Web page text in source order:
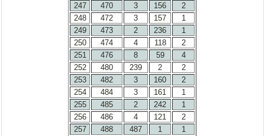
247
470 3 156
2
248
472 3 157
1
249
473 2 236
1
250
474 4 118
2
251
476 8 59
4
252
480 239 2
2
253
482 3 160
2
254
484 3 161
1
255
485 2 242
1
256
486 4 121
2
257
488 487 1
1